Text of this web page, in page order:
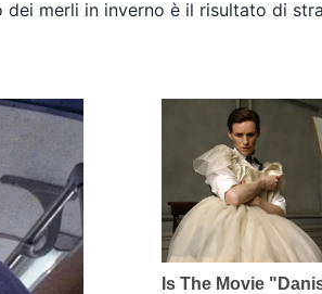
merli in inverno è il risultato di